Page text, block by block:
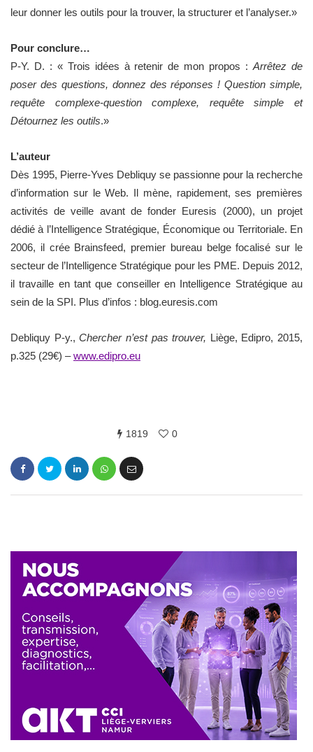
leur donner les outils pour la trouver, la structurer et l’analyser.»
Pour conclure…
P-Y. D. : « Trois idées à retenir de mon propos :Arrêtez de
poser des questions, donnez des réponses ! Question simple,
requête complexe-question complexe, requête simple et
Détournez les outils.»
L’auteur
Dès 1995, Pierre-Yves Debliquy se passionne pour la recherche
d’information sur le Web. Il mène, rapidement, ses premières
activités de veille avant de fonder Euresis (2000), un projet
dédié à l’Intelligence Stratégique, Économique ou Territoriale. En
2006, il crée Brainsfeed, premier bureau belge focalisé sur le
secteur de l’Intelligence Stratégique pour les PME. Depuis 2012,
il travaille en tant que conseiller en Intelligence Stratégique au
sein de la SPI. Plus d’infos : blog.euresis.com
Debliquy P-y.,Chercher n’est pas trouver, Liège, Edipro, 2015,
p.325 (29€) –www.edipro.eu
1819 0